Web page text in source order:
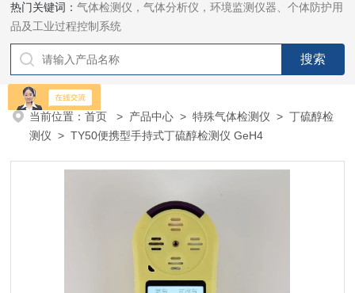
热门关键词：气体检测仪，气体分析仪，环境监测仪器、个体防护用
品及工业过程控制系统
当前位置：首页 > 产品中心 >特殊气体检测仪 >丁硫醇检
测仪
> TY50便携型手持式丁硫醇检测仪 GeH4